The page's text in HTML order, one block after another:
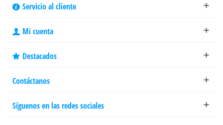
Servicio al cliente
Mi cuenta
Destacados
Contáctanos
Síguenos en las redes sociales